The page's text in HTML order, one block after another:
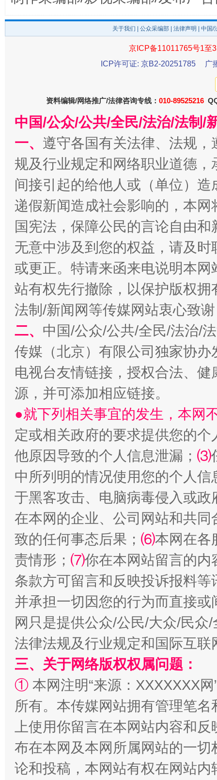
千年窑火 生生不息
揭开“小金库”的免责幌子
受贿1.44亿！段成刚被判无期
全民健身五年计划来了！等你上场
阿坝州三大球赛在茂县开幕 规模
关于我们 公众采编部 法律声明 | 中国
京ICP备11011765号1至
ICP许可证: 京B2-20251785
广
资料编辑/网络推广/法律咨询专线： 010-89525216
中国/公众/公共/全民/法治/法制/
一、 遵守各国有关法律、法规
规及行业规定和网络职业道德
间接引起的给他人或（单位）
递假新闻造成社会影响的，本
国宪法，保障公民的言论自由
无意中涉及到您的权益，请及
或更正。特请来函来电说明本
站有权先行撤除，以保护版权
法制/新闻网等传媒网站衷心致
二、 中国/公众/公共/全民/法治/
传媒（北京）有限公司独家协
电视台友情链接，授权合法、
源，并可添加相应链接。
●就下列相关事宜的发生，本网
定或相关政府的要求提供您的个
他原因导致的个人信息泄漏； ⑶
中所列明的情况使用您的个人
于黑客攻击、电脑病毒侵入或
在本网的企业、公司网站和共
致的任何事态后果； ⑹本网在各
责情形； ⑺你在本网站留言的内
条款方可留言和反映投诉报料
并承担一切因您的行为而直接
网只是提供公众/公民/大众/民
法律法规及行业规定和国际互
三、关于网络版权权属问题：
① 本网注明“来源：XXXXXXX
所有。本传媒网站拥有管理笔
上使用你留言在本网站内容和
布在本网及本网所属网站的一
论和投稿，本网站有权在网站